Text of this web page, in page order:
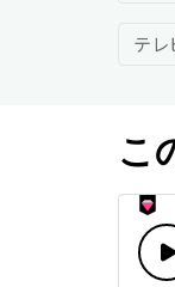
テレ
こ